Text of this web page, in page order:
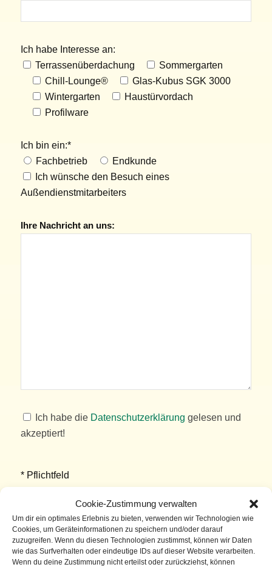
Cookie-Zustimmung verwalten
Um dir ein optimales Erlebnis zu bieten, verwenden wir Technologien wie
Cookies, um Geräteinformationen zu speichern und/oder darauf
zuzugreifen. Wenn du diesen Technologien zustimmst, können wir Daten
wie das Surfverhalten oder eindeutige IDs auf dieser Website verarbeiten.
Wenn du deine Zustimmung nicht erteilst oder zurückziehst, können
Ich habe Interesse an:
Terrassenüberdachung
Sommergarten
Chill-Lounge®
Glas-Kubus SGK 3000
Wintergarten
Haustürvordach
Profilware
Ich bin ein:*
Fachbetrieb
Endkunde
Ich wünsche den Besuch eines
Außendienstmitarbeiters
Ihre Nachricht an uns:
Ich habe die Datenschutzerklärung gelesen und
akzeptiert!
* Pflichtfeld
Alternative:
Anfahrt